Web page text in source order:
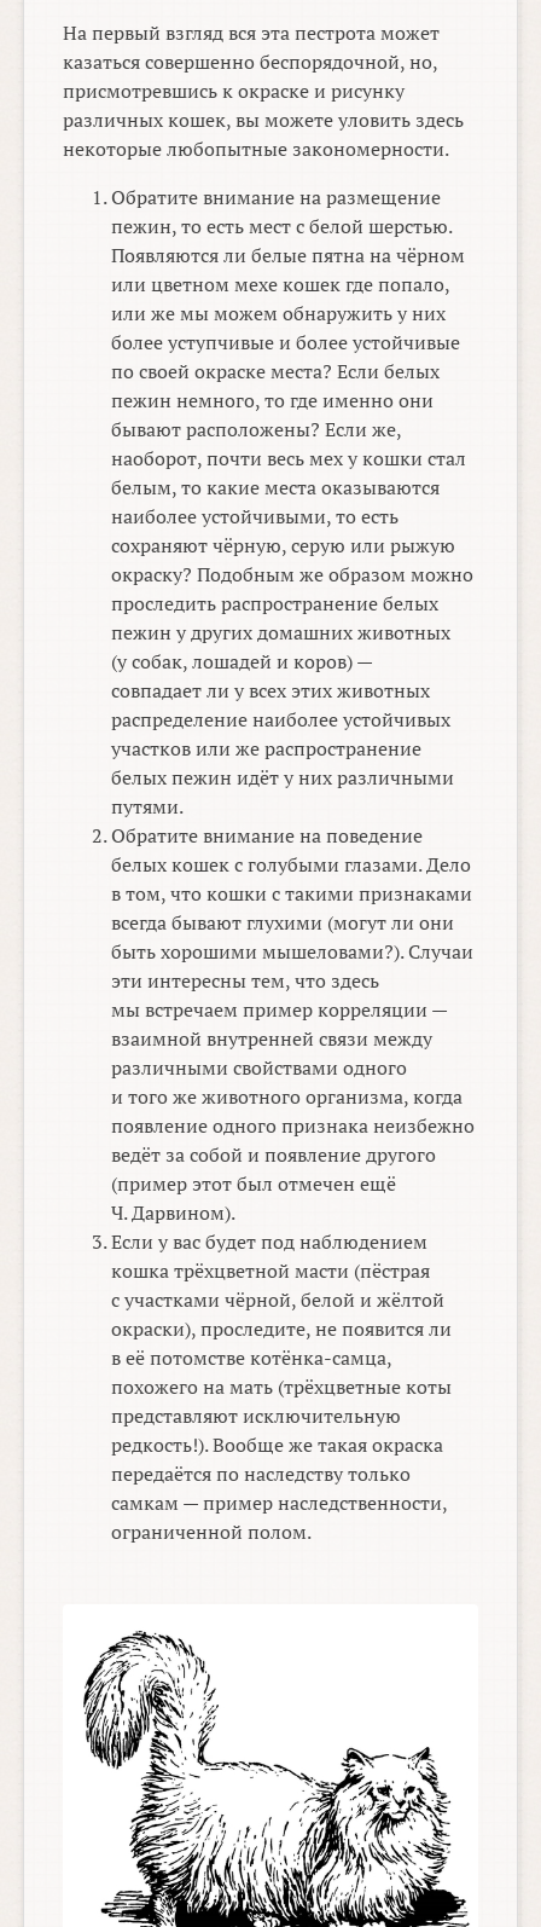
На первый взгляд вся эта пестрота может
казаться совершенно беспорядочной, но,
присмотревшись к окраске и рисунку
различных кошек, вы можете уловить здесь
некоторые любопытные закономерности.
Обратите внимание на размещение
пежин, то есть мест с белой шерстью.
Появляются ли белые пятна на чёрном
или цветном мехе кошек где попало,
или же мы можем обнаружить у них
более уступчивые и более устойчивые
по своей окраске места? Если белых
пежин немного, то где именно они
бывают расположены? Если же,
наоборот, почти весь мех у кошки стал
белым, то какие места оказываются
наиболее устойчивыми, то есть
сохраняют чёрную, серую или рыжую
окраску? Подобным же образом можно
проследить распространение белых
пежин у других домашних животных
(у собак, лошадей и коров) —
совпадает ли у всех этих животных
распределение наиболее устойчивых
участков или же распространение
белых пежин идёт у них различными
путями.
Обратите внимание на поведение
белых кошек с голубыми глазами. Дело
в том, что кошки с такими признаками
всегда бывают глухими (могут ли они
быть хорошими мышеловами?). Случаи
эти интересны тем, что здесь
мы встречаем пример корреляции —
взаимной внутренней связи между
различными свойствами одного
и того же животного организма, когда
появление одного признака неизбежно
ведёт за собой и появление другого
(пример этот был отмечен ещё
Ч. Дарвином).
Если у вас будет под наблюдением
кошка трёхцветной масти (пёстрая
с участками чёрной, белой и жёлтой
окраски), проследите, не появится ли
в её потомстве котёнка-самца,
похожего на мать (трёхцветные коты
представляют исключительную
редкость!). Вообще же такая окраска
передаётся по наследству только
самкам — пример наследственности,
ограниченной полом.